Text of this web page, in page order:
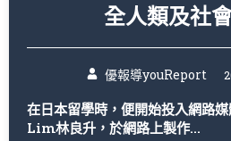
全人類及社
優報導youReport
在日本留學時，便開始投入網路
Lim林良升，於網路上製作...